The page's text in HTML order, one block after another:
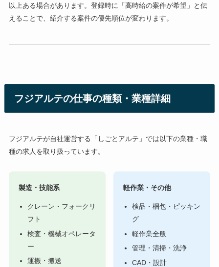
以上ある場合があります。登録時に「高時給の案件が希望」と伝
えることで、紹介する案件の優先順位が変わります。
フジアルテの仕事の種類・業種詳細
フジアルテが自社運営する「しごとアルテ」では以下の業種・職
種の求人を取り扱っています。
製造・技能系
クレーン・フォークリ
フト
検査・機械オペレータ
ー
運搬・搬送
軽作業・その他
検品・梱包・ピッキン
グ
軽作業全般
管理・清掃・洗浄
CAD・設計